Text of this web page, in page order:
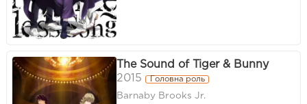
The Sound of Tiger & Bunny
2015
Головна роль
Barnaby Brooks Jr.